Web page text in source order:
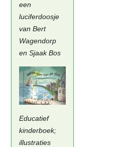
een
luciferdoosje
van Bert
Wagendorp
en Sjaak Bos
Educatief
kinderboek;
illustraties